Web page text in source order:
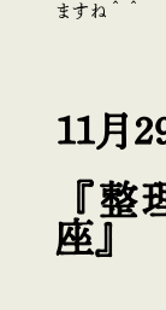
ますね＾＾
11月
『整
座』